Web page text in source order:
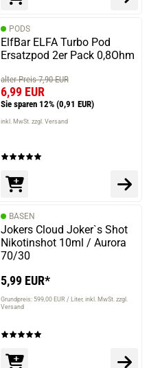
PODS
ElfBar ELFA Turbo Pod
Ersatzpod 2er Pack 0,8Ohm
alter Preis 7,90 EUR
6,99 EUR
Sie sparen 12% (0,91 EUR)
inkl. MwSt. zzgl. Versand
BASEN
Jokers Cloud Joker`s Shot
Nikotinshot 10ml / Aurora
70/30
5,99 EUR*
Grundpreis: 599,00 EUR / Liter inkl. MwSt. zzgl.
Versand